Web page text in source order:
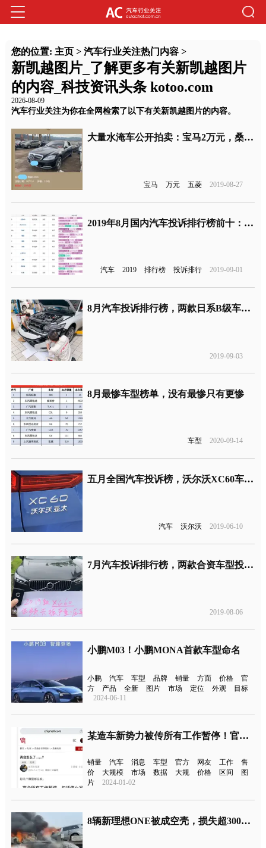
您的位置: 主页> 汽车行业关注热门内容>
新凯越图片_了解更多有关新凯越图片
的内容_科技资讯头条 kotoo.com
2026-08-09
汽车行业关注为你在全网检索了以下有关新凯越图片的内容。
大量水淹车公开拍卖：宝马2万元，桑塔纳、凯越、五菱仅100元
宝马 万元 五菱 2019-08-27
2019年8月国内汽车投诉排行榜前十：标致408再次登顶，雅阁进入前五
汽车 2019 排行榜 投诉排行 2019-09-01
8月汽车投诉排行榜，两款日系B级车投诉量飙升
2019-09-03
8月最惨车型榜单，没有最惨只有更惨
车型 2020-09-14
五月全国汽车投诉榜，沃尔沃XC60车身共振问题爆发
汽车 沃尔沃 2019-06-10
7月汽车投诉排行榜，两款合资车型投诉量飙升
2019-08-06
小鹏M03！小鹏MONA首款车型命名
小鹏 汽车 车型 品牌 销量 方面 价格
官
方
产品 全新 图片 市场 定位 外观
目标
2024-06-11
某造车新势力被传所有工作暂停！官方回应
销量 汽车 消息 车型 官方 网友 工作
售
价
大规模 市场 数据 大规 价格 区间
图
片
2024-01-02
8辆新理想ONE被成空壳，损失超300万元